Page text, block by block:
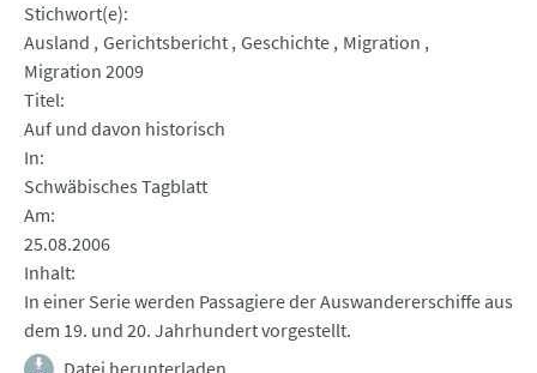
Stichwort(e)
Ausland Gerichtsbericht Geschichte Migration
Migration 2009
Titel
Auf und davon historisch
In
Schwäbisches Tagblatt
Am
25.08.2006
Inhalt
In einer Serie werden Passagiere der Auswandererschiffe aus
dem 19. und 20. Jahrhundert vorgestellt.
Datei herunterladen